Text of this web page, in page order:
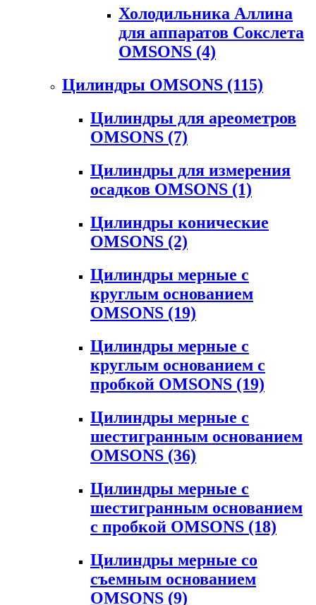
Холодильника Аллина
для аппаратов Сокслета
OMSONS (4)
Цилиндры OMSONS (115)
Цилиндры для ареометров
OMSONS (7)
Цилиндры для измерения
осадков OMSONS (1)
Цилиндры конические
OMSONS (2)
Цилиндры мерные с
круглым основанием
OMSONS (19)
Цилиндры мерные с
круглым основанием с
пробкой OMSONS (19)
Цилиндры мерные с
шестигранным основанием
OMSONS (36)
Цилиндры мерные с
шестигранным основанием
с пробкой OMSONS (18)
Цилиндры мерные со
съемным основанием
OMSONS (9)